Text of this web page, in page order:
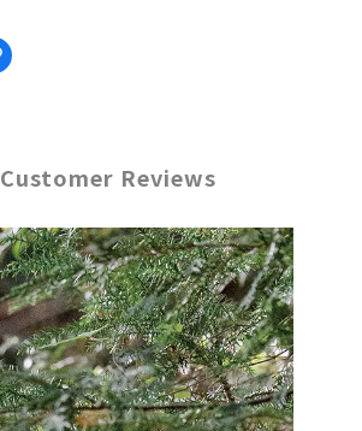
Customer Reviews